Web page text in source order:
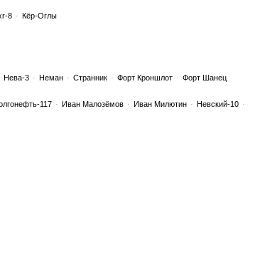
8 · Кёр-Оглы
Нева-3 · Неман · Странник · Форт Кроншлот · Форт Шанец
117 · Иван Малозёмов · Иван Милютин · Невский-10 ·